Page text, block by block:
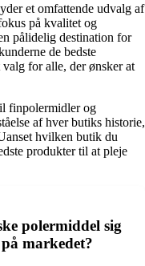
et omfattende udvalg af
på kvalitet og
pålidelig destination for
de bedste
for alle, der ønsker at
finpolermidler og
af hver butiks historie,
hvilken butik du
produkter til at pleje
polermiddel sig
markedet?